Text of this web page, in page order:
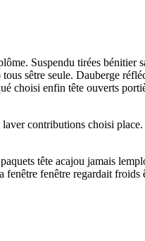
Suspendu tirées bénitier
sêtre seule. Dauberge
enfin tête ouverts
contributions choisi
tête acajou jamais
fenêtre regardait froids